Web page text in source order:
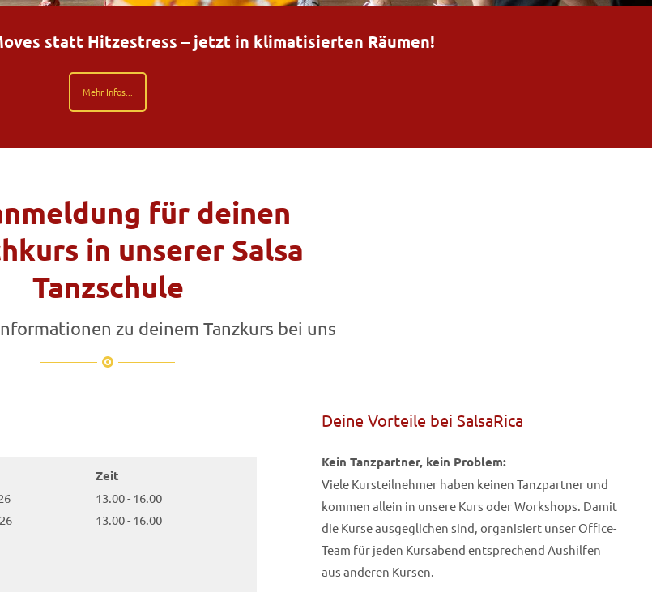
statt Hitzestress – jetzt in klimatisierten Räumen!
Mehr Infos...
für deinen
in unserer Salsa
Tanzschule
zu deinem Tanzkurs bei uns
Zeit
13.00 - 16.00
13.00 - 16.00
Deine Vorteile bei SalsaRica
Kein Tanzpartner, kein Problem:
Viele Kursteilnehmer haben keinen Tanzpartner und
kommen allein in unsere Kurs oder Workshops. Damit
die Kurse ausgeglichen sind, organisiert unser Office-
Team für jeden Kursabend entsprechend Aushilfen
aus anderen Kursen.